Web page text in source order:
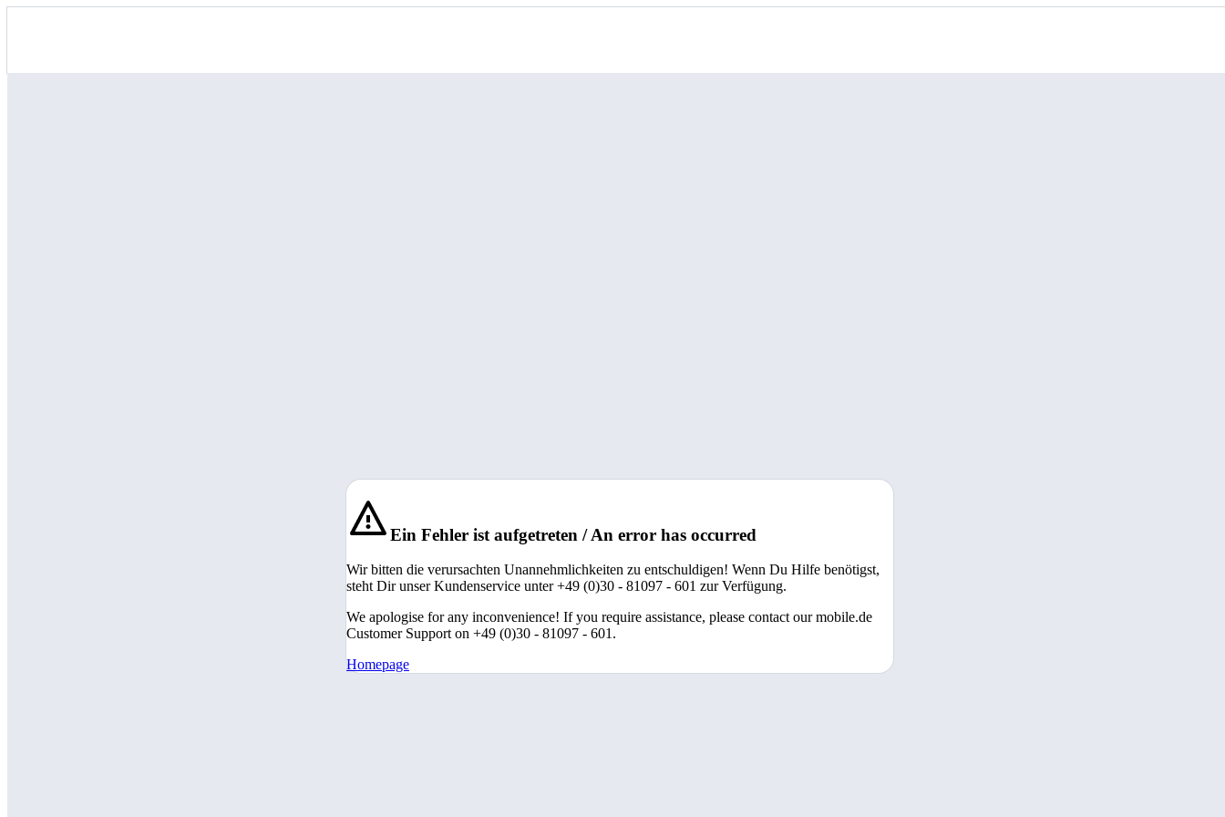
Ein Fehler ist aufgetreten / An error has occurred
Wir bitten die verursachten Unannehmlichkeiten zu entschuldigen! Wenn Du Hilfe benötigst,
steht Dir unser Kundenservice unter +49 (0)30 - 81097 - 601 zur Verfügung.
We apologise for any inconvenience! If you require assistance, please contact our mobile.de
Customer Support on +49 (0)30 - 81097 - 601.
Homepage